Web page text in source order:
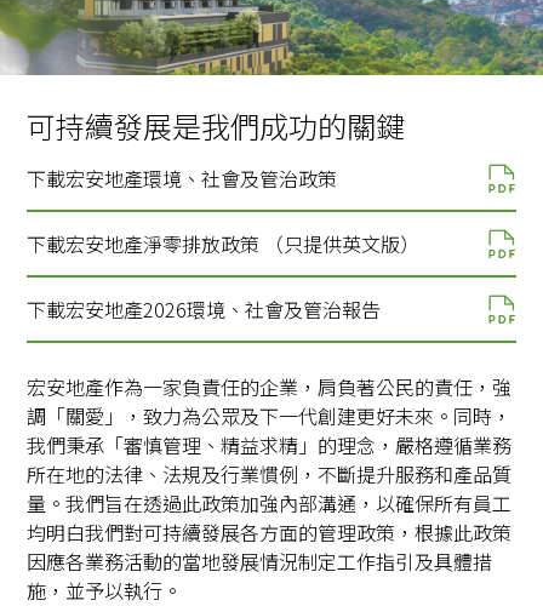
可持續發展是我們成功的關鍵
下載宏安地產環境、社會及管治政策
下載宏安地產淨零排放政策 （只提供英文版）
下載宏安地產2026環境、社會及管治報告
宏安地產作為一家負責任的企業，肩負著公民的責任，強
調「關愛」，致力為公眾及下一代創建更好未來。同時，
我們秉承「審慎管理、精益求精」的理念，嚴格遵循業務
所在地的法律、法規及行業慣例，不斷提升服務和產品質
量。我們旨在透過此政策加強內部溝通，以確保所有員工
均明白我們對可持續發展各方面的管理政策，根據此政策
因應各業務活動的當地發展情況制定工作指引及具體措
施，並予以執行。